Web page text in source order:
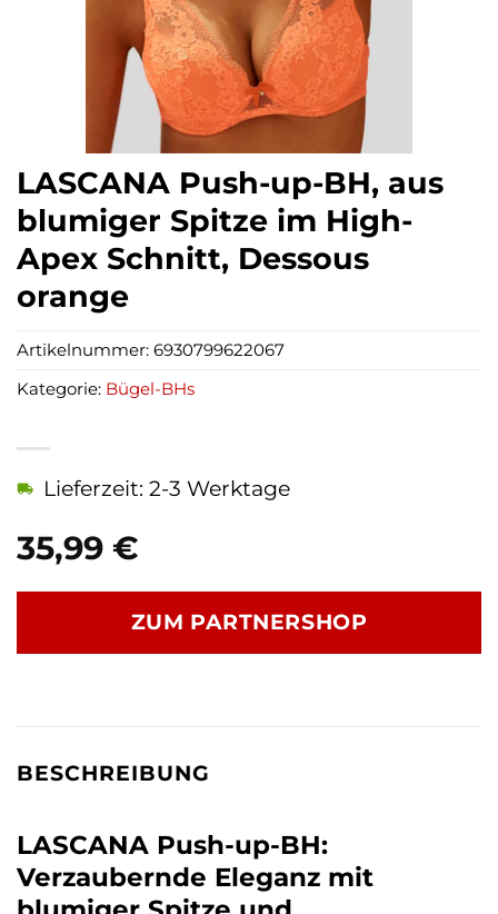
LASCANA Push-up-BH, aus
blumiger Spitze im High-
Apex Schnitt, Dessous
orange
35,99 €
Lieferzeit: 2-3 Werktage
ZUM PARTNERSHOP
Artikelnummer: 6930799622067
Kategorie: Bügel-BHs
BESCHREIBUNG
LASCANA Push-up-BH:
Verzaubernde Eleganz mit